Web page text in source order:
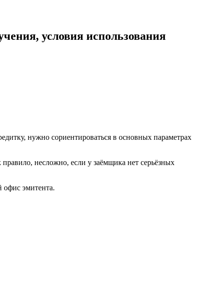
условия использования
нужно сориентироваться в основных параметрах
несложно, если у заёмщика нет серьёзных
офис эмитента.